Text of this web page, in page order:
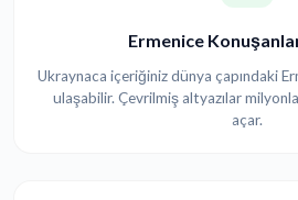
Ermenice
Ukraynaca içeriğiniz dünya çapındaki
ulaşabilir. Çevrilmiş altyazılar
açar.